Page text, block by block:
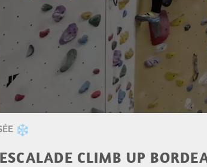
CLIMB UP